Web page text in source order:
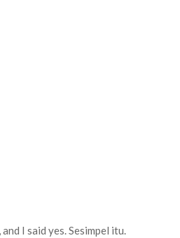
I said yes. Sesimpel itu.